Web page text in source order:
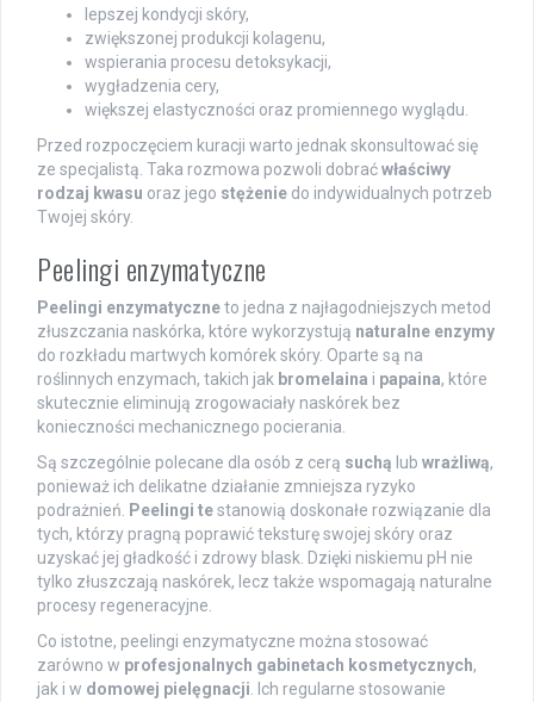
lepszej kondycji skóry,
zwiększonej produkcji kolagenu,
wspierania procesu detoksykacji,
wygładzenia cery,
większej elastyczności oraz promiennego wyglądu.
Przed rozpoczęciem kuracji warto jednak skonsultować się
ze specjalistą. Taka rozmowa pozwoli dobraćwłaściwy
rodzaj kwasu oraz jego stężenie do indywidualnych potrzeb
Twojej skóry.
Peelingi enzymatyczne
Peelingi enzymatyczneto jedna z najłagodniejszych metod
złuszczania naskórka, które wykorzystują naturalne enzymy
do rozkładu martwych komórek skóry. Oparte są na
roślinnych enzymach, takich jak bromelaina i papaina, które
skutecznie eliminują zrogowaciały naskórek bez
konieczności mechanicznego pocierania.
Są szczególnie polecane dla osób z cerą suchą lub wrażliwą,
ponieważ ich delikatne działanie zmniejsza ryzyko
podrażnień.
Peelingi testanowią doskonałe rozwiązanie dla
tych, którzy pragną poprawić teksturę swojej skóry oraz
uzyskać jej gładkość i zdrowy blask. Dzięki niskiemu pH nie
tylko złuszczają naskórek, lecz także wspomagają naturalne
procesy regeneracyjne.
Co istotne, peelingi enzymatyczne można stosować
zarówno w profesjonalnych gabinetach kosmetycznych,
jak i w domowej pielęgnacji . Ich regularne stosowanie